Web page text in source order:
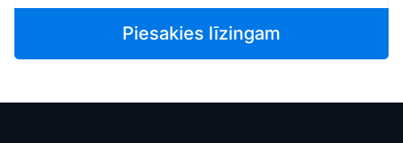
Piesakies līzingam